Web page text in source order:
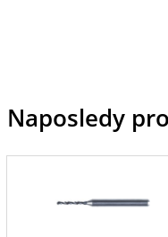
Naposledy